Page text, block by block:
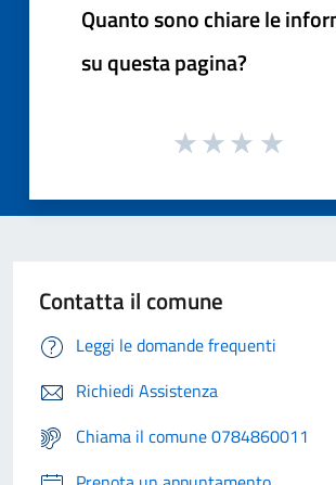
Quanto sono chiare le
su questa pagina?
Contatta il comune
Leggi le domande frequenti
Richiedi Assistenza
Chiama il comune 0784860011